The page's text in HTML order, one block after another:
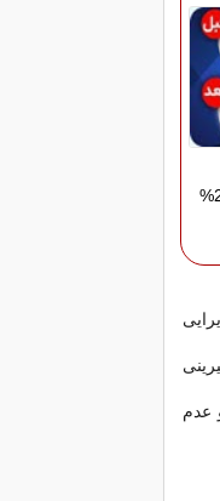
ضمانت مادام‌العمر+ 25%
عدم